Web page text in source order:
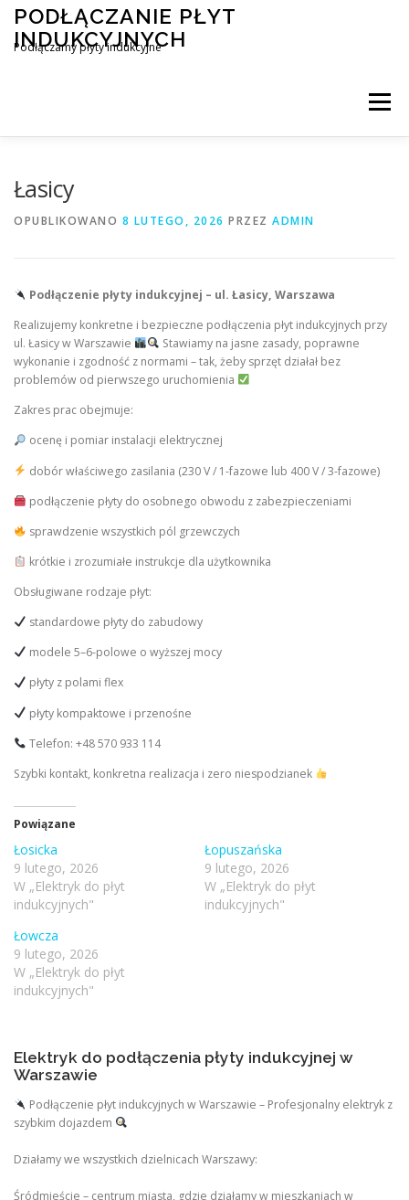
Przejdź
treści
PODŁĄCZANIE PŁYT
INDUKCYJNYCH
Podłączamy płyty indukcyjne
Menu
Łasicy
OPUBLIKOWANO 8 LUTEGO, 2026 PRZEZ ADMIN
Podłączenie płyty indukcyjnej – ul. Łasicy, Warszawa
Realizujemy konkretne i bezpieczne podłączenia płyt indukcyjnych przy
ul. Łasicy w Warszawie
Stawiamy na jasne zasady, poprawne
wykonanie i zgodność z normami – tak, żeby sprzęt działał bez
problemów od pierwszego uruchomienia
Zakres prac obejmuje:
ocenę i pomiar instalacji elektrycznej
dobór właściwego zasilania (230 V / 1-fazowe lub 400 V / 3-fazowe)
podłączenie płyty do osobnego obwodu z zabezpieczeniami
sprawdzenie wszystkich pól grzewczych
krótkie i zrozumiałe instrukcje dla użytkownika
Obsługiwane rodzaje płyt:
standardowe płyty do zabudowy
modele 5–6-polowe o wyższej mocy
płyty z polami flex
płyty kompaktowe i przenośne
Telefon: +48 570 933 114
Szybki kontakt, konkretna realizacja i zero niespodzianek
Powiązane
Łosicka
9 lutego, 2026
W „Elektryk do płyt
indukcyjnych"
Łopuszańska
9 lutego, 2026
W „Elektryk do płyt
indukcyjnych"
Łowcza
9 lutego, 2026
W „Elektryk do płyt
indukcyjnych"
Elektryk do podłączenia płyty indukcyjnej w
Warszawie
Podłączenie płyt indukcyjnych w Warszawie – Profesjonalny elektryk z
szybkim dojazdem
Działamy we wszystkich dzielnicach Warszawy:
Śródmieście – centrum miasta, gdzie działamy w mieszkaniach w